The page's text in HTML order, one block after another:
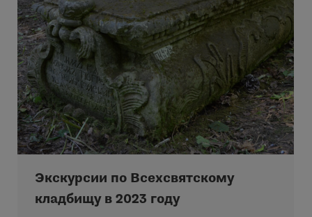
Экскурсии по Всехсвятскому
кладбищу в 2023 году